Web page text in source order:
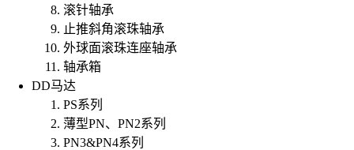
滚针轴承
止推斜角滚珠轴承
外球面滚珠连座轴承
轴承箱
DD马达
PS系列
薄型PN、PN2系列
PN3&PN4系列